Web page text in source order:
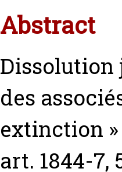
Abstract
Dissolution
des
extinction »
art. 1844-7,